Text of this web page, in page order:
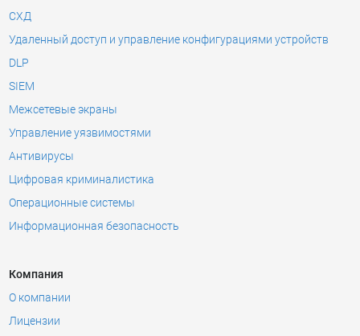
СХД
Удаленный доступ и управление конфигурациями устройств
DLP
SIEM
Межсетевые экраны
Управление уязвимостями
Антивирусы
Цифровая криминалистика
Операционные системы
Информационная безопасность
Компания
О компании
Лицензии